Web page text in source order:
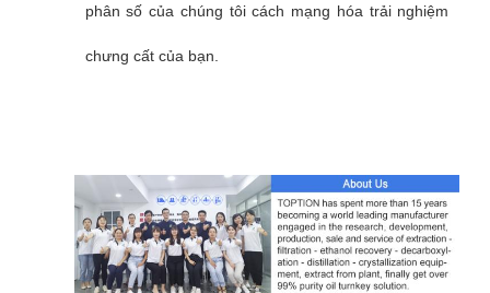
phân số của chúng tôi cách mạng hóa trải nghiệm
chưng cất của bạn.